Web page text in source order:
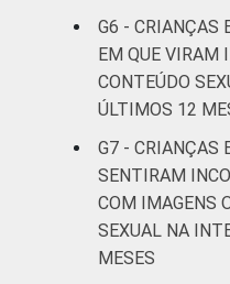
DA CRIANÇA
OU DO
ADOLESCENTE
G6 - CRIANÇAS
EM QUE VIRAM
CONTEÚDO
ÚLTIMOS 12
G7 - CRIANÇAS
SENTIRAM
COM IMAGENS
SEXUAL NA
MESES